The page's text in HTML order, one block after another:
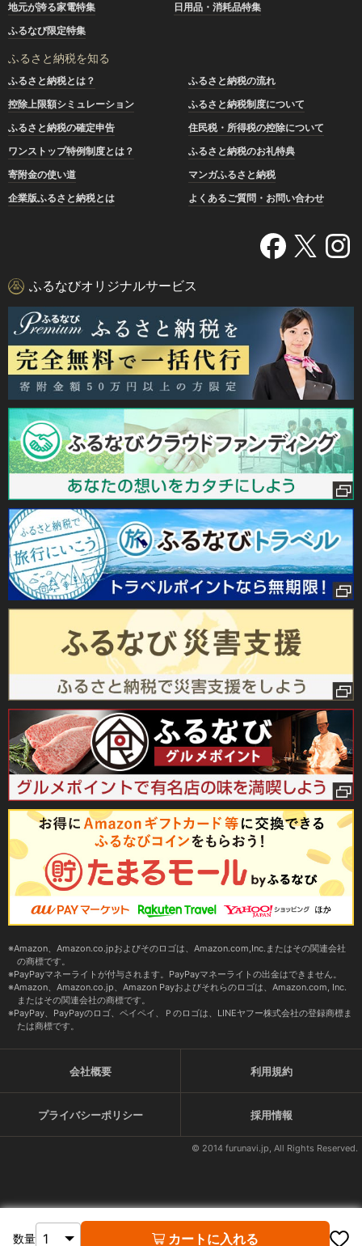
数量 カートに入れる
地元が誇る家電特集
日用品・消耗品特集
ふるなび限定特集
ふるさと納税を知る
ふるさと納税とは？
ふるさと納税の流れ
控除上限額シミュレーション
ふるさと納税制度について
ふるさと納税の確定申告
住民税・所得税の控除について
ワンストップ特例制度とは？
ふるさと納税のお礼特典
寄附金の使い道
マンガふるさと納税
企業版ふるさと納税とは
よくあるご質問・お問い合わせ
ふるなびオリジナルサービス
Amazon、Amazon.co.jpおよびそのロゴは、Amazon.com,Inc.またはその関連会社
の商標です。
PayPayマネーライトが付与されます。PayPayマネーライトの出金はできません。
Amazon、Amazon.co.jp、Amazon Payおよびそれらのロゴは、Amazon.com, Inc.
またはその関連会社の商標です。
PayPay、PayPayのロゴ、ペイペイ、Ｐのロゴは、LINEヤフー株式会社の登録商標ま
たは商標です。
会社概要 利用規約
プライバシーポリシー 採用情報
© 2014 furunavi.jp, All Rights Reserved.